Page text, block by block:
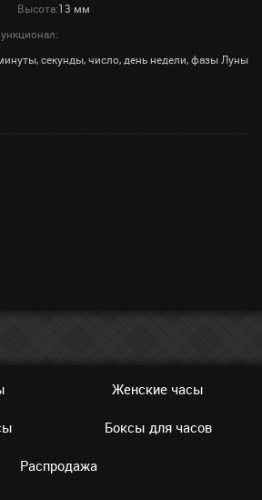
Высота:13 мм
секунды, число, день недели, фазы Луны
Женские часы
Боксы для часов
Распродажа